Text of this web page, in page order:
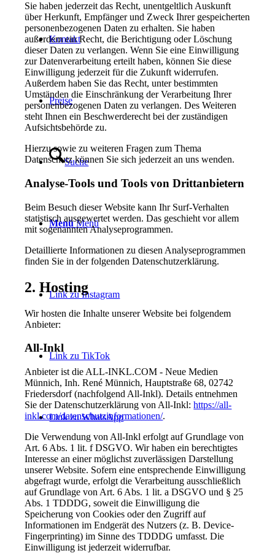
Kontakt
Preise
Suche
Menü Menü
Link zu Instagram
Link zu TikTok
Link zu WhatsApp
Sie haben jederzeit das Recht, unentgeltlich Auskunft
über Herkunft, Empfänger und Zweck Ihrer gespeicherten
personenbezogenen Daten zu erhalten. Sie haben
außerdem ein Recht, die Berichtigung oder Löschung
dieser Daten zu verlangen. Wenn Sie eine Einwilligung
zur Datenverarbeitung erteilt haben, können Sie diese
Einwilligung jederzeit für die Zukunft widerrufen.
Außerdem haben Sie das Recht, unter bestimmten
Umständen die Einschränkung der Verarbeitung Ihrer
personenbezogenen Daten zu verlangen. Des Weiteren
steht Ihnen ein Beschwerderecht bei der zuständigen
Aufsichtsbehörde zu.
Hierzu sowie zu weiteren Fragen zum Thema
Datenschutz können Sie sich jederzeit an uns wenden.
Analyse-Tools und Tools von Dritt­anbietern
Beim Besuch dieser Website kann Ihr Surf-Verhalten
statistisch ausgewertet werden. Das geschieht vor allem
mit sogenannten Analyseprogrammen.
Detaillierte Informationen zu diesen Analyseprogrammen
finden Sie in der folgenden Datenschutzerklärung.
2. Hosting
Wir hosten die Inhalte unserer Website bei folgendem
Anbieter:
All-Inkl
Anbieter ist die ALL-INKL.COM - Neue Medien
Münnich, Inh. René Münnich, Hauptstraße 68, 02742
Friedersdorf (nachfolgend All-Inkl). Details entnehmen
Sie der Datenschutzerklärung von All-Inkl:https://all-
inkl.com/datenschutzinformationen/.
Die Verwendung von All-Inkl erfolgt auf Grundlage von
Art. 6 Abs. 1 lit. f DSGVO. Wir haben ein berechtigtes
Interesse an einer möglichst zuverlässigen Darstellung
unserer Website. Sofern eine entsprechende Einwilligung
abgefragt wurde, erfolgt die Verarbeitung ausschließlich
auf Grundlage von Art. 6 Abs. 1 lit. a DSGVO und § 25
Abs. 1 TDDDG, soweit die Einwilligung die
Speicherung von Cookies oder den Zugriff auf
Informationen im Endgerät des Nutzers (z. B. Device-
Fingerprinting) im Sinne des TDDDG umfasst. Die
Einwilligung ist jederzeit widerrufbar.